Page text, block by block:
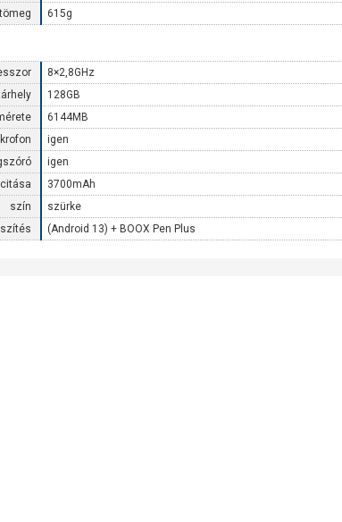
tömeg
615g
8×2,8GHz
128GB
6144MB
igen
igen
3700mAh
szín
szürke
(Android 13) + BOOX Pen Plus